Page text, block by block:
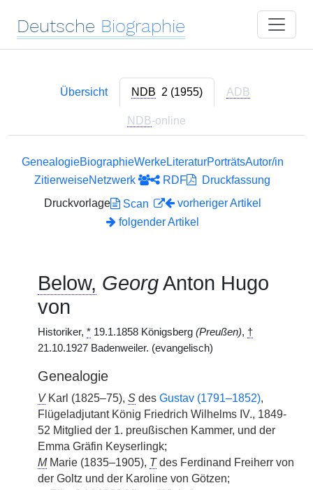
Deutsche Biographie
Übersicht NDB 2 (1955) ADB
NDB-online
GenealogieBiographieWerkeLiteraturPorträtsAutor/in
ZitierweiseNetzwerk RDF
Druckfassung
Druckvorlage
Scan
vorheriger Artikel
folgender Artikel
Below, GeorgAnton Hugo
von
Historiker, * 19.1.1858 Königsberg (Preußen), †
21.10.1927 Badenweiler. (evangelisch)
Genealogie
VKarl (1825–75), S des Gustav (1791–1852),
Flügeladjutant König Friedrich Wilhelms IV., 1849-
52 Mitglied der 1. preußischen Kammer, und der
Emma Gräfin Keyserlingk;
MMarie (1835–1905), Tdes Ferdinand Freiherr von
der Goltz und der Karoline von Götzen;